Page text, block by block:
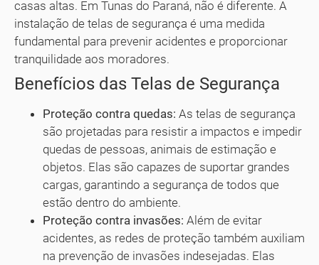
casas altas. Em Tunas do Paraná, não é diferente. A
instalação de telas de segurança é uma medida
fundamental para prevenir acidentes e proporcionar
tranquilidade aos moradores.
Benefícios das Telas de Segurança
Proteção contra quedas: As telas de segurança
são projetadas para resistir a impactos e impedir
quedas de pessoas, animais de estimação e
objetos. Elas são capazes de suportar grandes
cargas, garantindo a segurança de todos que
estão dentro do ambiente.
Proteção contra invasões: Além de evitar
acidentes, as redes de proteção também auxiliam
na prevenção de invasões indesejadas. Elas